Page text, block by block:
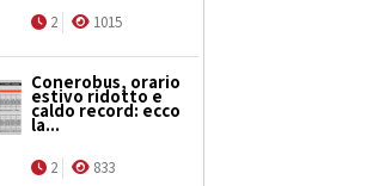
2 1015
Conerobus, orario
estivo ridotto e
caldo record: ecco
la...
2 833